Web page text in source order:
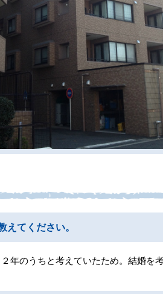
えてください。
年のうちと考えていたため。結婚を